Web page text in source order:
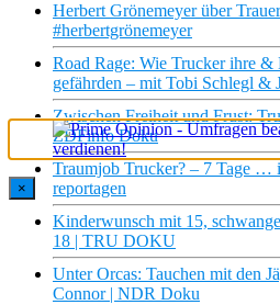
Herbert Grönemeyer über
#herbertgrönemeyer
Road Rage: Wie Trucker ihre
gefährden – mit Tobi Schlegl &
Zwischen Freiheit und Frust:
ZDFinfo Doku
Traumjob Trucker? – 7 Tage
reportagen
Kinderwunsch mit 15,
18 | TRU DOKU
Unter Orcas: Tauchen mit den
Connor | NDR Doku
×